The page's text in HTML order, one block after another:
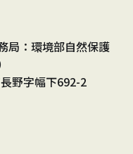
局：環境部自然保護
野字幅下692-2